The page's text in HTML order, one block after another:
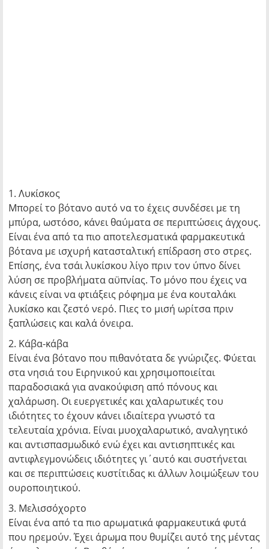
1. Λυκίσκος
Μπορεί το βότανο αυτό να το έχεις συνδέσει με τη
μπύρα, ωστόσο, κάνει θαύματα σε περιπτώσεις άγχους.
Είναι ένα από τα πιο αποτελεσματικά φαρμακευτικά
βότανα με ισχυρή κατασταλτική επίδραση στο στρες.
Επίσης, ένα τσάι λυκίσκου λίγο πριν τον ύπνο δίνει
λύση σε προβλήματα αϋπνίας. Το μόνο που έχεις να
κάνεις είναι να φτιάξεις ρόφημα με ένα κουταλάκι
λυκίσκο και ζεστό νερό. Πιες το μισή ωρίτσα πριν
ξαπλώσεις και καλά όνειρα.
2. Κάβα-κάβα
Είναι ένα βότανο που πιθανότατα δε γνώριζες. Φύεται
στα νησιά του Ειρηνικού και χρησιμοποιείται
παραδοσιακά για ανακούφιση από πόνους και
χαλάρωση. Οι ευεργετικές και χαλαρωτικές του
ιδιότητες το έχουν κάνει ιδιαίτερα γνωστό τα
τελευταία χρόνια. Είναι μυοχαλαρωτικό, αναλγητικό
και αντισπασμωδικό ενώ έχει και αντισηπτικές και
αντιφλεγμονώδεις ιδιότητες γι΄αυτό και συστήνεται
και σε περιπτώσεις κυστίτιδας κι άλλων λοιμώξεων του
ουροποιητικού.
3. Μελισσόχορτο
Είναι ένα από τα πιο αρωματικά φαρμακευτικά φυτά
που ηρεμούν. Έχει άρωμα που θυμίζει αυτό της μέντας